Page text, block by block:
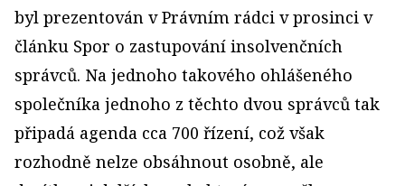
byl prezentován v Právním rádci v prosinci v
článku Spor o zastupování insolvenčních
správců. Na jednoho takového ohlášeného
společníka jednoho z těchto dvou správců tak
připadá agenda cca 700 řízení, což však
rozhodně nelze obsáhnout osobně, ale